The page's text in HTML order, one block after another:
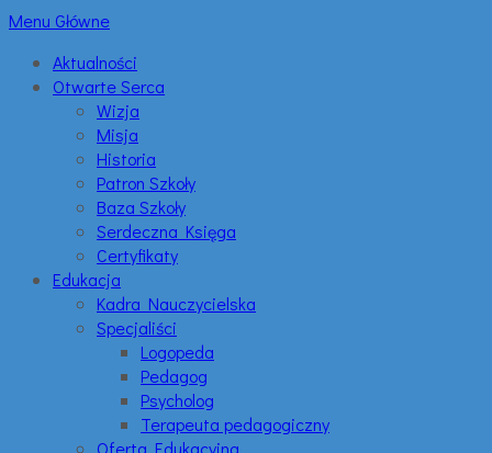
Menu Główne
Aktualności
Otwarte Serca
Wizja
Misja
Historia
Patron Szkoły
Baza Szkoły
Serdeczna Księga
Certyfikaty
Edukacja
Kadra Nauczycielska
Specjaliści
Logopeda
Pedagog
Psycholog
Terapeuta pedagogiczny
Oferta Edukacyjna